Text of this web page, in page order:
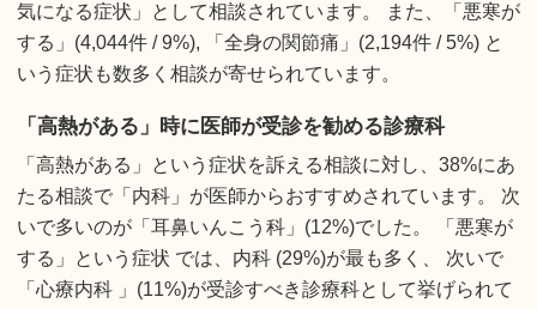
気になる症状」として相談されています。 また、「悪寒が
する」(4,044件 / 9%), 「全身の関節痛」(2,194件 / 5%) と
いう症状も数多く相談が寄せられています。
「高熱がある」時に医師が受診を勧める診療科
「高熱がある」という症状を訴える相談に対し、38%にあ
たる相談で「内科」が医師からおすすめされています。 次
いで多いのが「耳鼻いんこう科」(12%)でした。 「悪寒が
する」という症状 では、内科 (29%)が最も多く、 次いで
「心療内科 」(11%)が受診すべき診療科として挙げられて